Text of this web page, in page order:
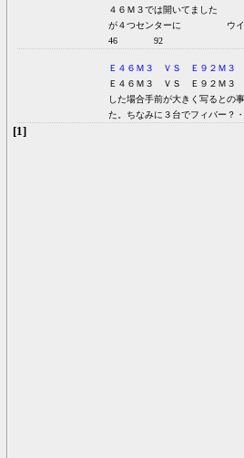
４６Ｍ３では開いてま
が４つセンターに ウイン
46 92 シャー
Ｅ４６Ｍ３ ＶＳ Ｅ９２Ｍ３
Ｅ４６Ｍ３ ＶＳ Ｅ９２Ｍ３
した場合手前が大きく写るとの
た。ちなみに３台でフィバー？
[1]